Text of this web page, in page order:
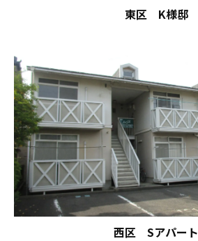
東区 K様邸
西区 Sアパート